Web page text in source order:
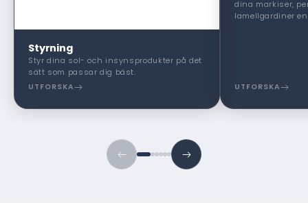
Styrning
Styr dina sol- och insynsprodukter på det
sätt som passar dig bäst.
UTFORSKA
dina markiser,
lamellgardiner
UTFORSKA